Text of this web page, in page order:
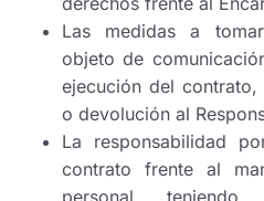
Las medidas a
objeto de
ejecución del
o devolución al
La responsabilidad
contrato frente al
personal,